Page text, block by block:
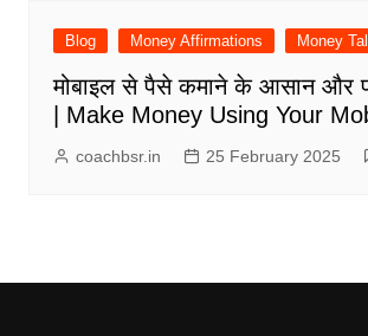
Blog Money Affirmations Money
मोबाइल से पैसे कमाने के आसान और
| Make Money Using Your
coachbsr.in 25 February 2025